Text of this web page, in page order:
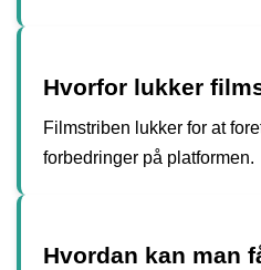
Hvorfor lukker
Filmstriben lukker for at
forbedringer på platformen.
Hvordan kan man